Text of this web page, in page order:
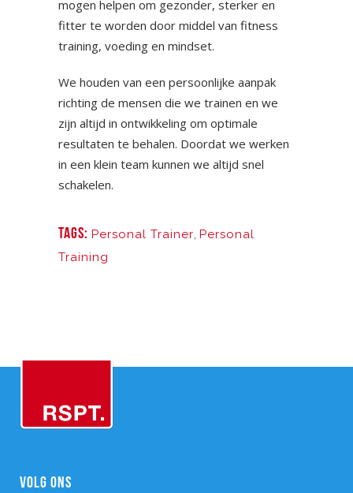
mogen helpen om gezonder, sterker en
fitter te worden door middel van fitness
training, voeding en mindset.
We houden van een persoonlijke aanpak
richting de mensen die we trainen en we
zijn altijd in ontwikkeling om optimale
resultaten te behalen. Doordat we werken
in een klein team kunnen we altijd snel
schakelen.
TAGS: Personal Trainer, Personal
Training
VOLG ONS